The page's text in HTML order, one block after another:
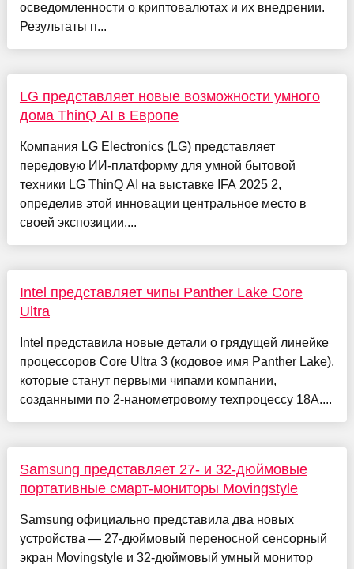
осведомленности о криптовалютах и их внедрении.
Результаты п...
LG представляет новые возможности умного
дома ThinQ AI в Европе
Компания LG Electronics (LG) представляет
передовую ИИ-платформу для умной бытовой
техники LG ThinQ AI на выставке IFA 2025 2,
определив этой инновации центральное место в
своей экспозиции....
Intel представляет чипы Panther Lake Core
Ultra
Intel представила новые детали о грядущей линейке
процессоров Core Ultra 3 (кодовое имя Panther Lake),
которые станут первыми чипами компании,
созданными по 2-нанометровому техпроцессу 18A....
Samsung представляет 27- и 32-дюймовые
портативные смарт-мониторы Movingstyle
Samsung официально представила два новых
устройства — 27-дюймовый переносной сенсорный
экран Movingstyle и 32-дюймовый умный монитор